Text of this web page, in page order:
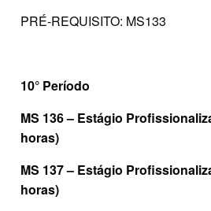
PRÉ-REQUISITO: MS133
10° Período
MS 136 – Estágio
horas)
MS 137 – Estágio
horas)